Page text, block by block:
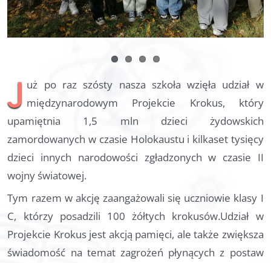
Pomoc
J uż po raz szósty nasza szkoła wzięła udział w
międzynarodowym Projekcie Krokus, który
upamiętnia 1,5 mln dzieci żydowskich
zamordowanych w czasie Holokaustu i kilkaset tysięcy
dzieci innych narodowości zgładzonych w czasie II
wojny światowej.
Tym razem w akcję zaangażowali się uczniowie klasy I
C, którzy posadzili 100 żółtych krokusów.Udział w
Projekcie Krokus jest akcją pamięci, ale także zwiększa
świadomość na temat zagrożeń płynących z postaw